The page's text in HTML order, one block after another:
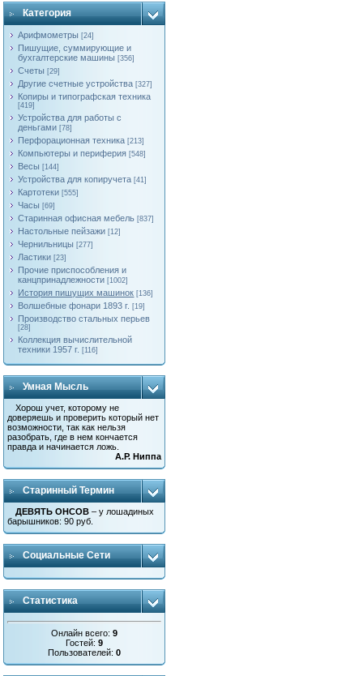
Категория
Арифмометры [24]
Пишущие, суммирующие и
бухгалтерские машины [356]
Счеты [29]
Другие счетные устройства [327]
Копиры и типографская техника
[419]
Устройства для работы с
деньгами [78]
Перфорационная техника [213]
Компьютеры и периферия [548]
Весы [144]
Устройства для копиручета [41]
Картотеки [555]
Часы [69]
Старинная офисная мебель [837]
Настольные пейзажи [12]
Чернильницы [277]
Ластики [23]
Прочие приспособления и
канцпринадлежности [1002]
История пишущих машинок [136]
Волшебные фонари 1893 г. [19]
Производство стальных перьев
[28]
Коллекция вычислительной
техники 1957 г. [116]
Умная Мысль
Хорош учет, которому не
доверяешь и проверить который нет
возможности, так как нельзя
разобрать, где в нем кончается
правда и начинается ложь.
А.Р. Ниппа
Старинный Термин
ДЕВЯТЬ ОНСОВ – у лошадиных
барышников: 90 руб.
Социальные Сети
Статистика
Онлайн всего:9
Гостей:9
Пользователей:0